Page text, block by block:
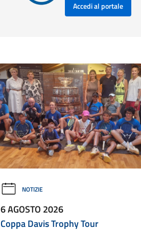
Accedi al portale
NOTIZIE
6 AGOSTO 2026
Coppa Davis Trophy Tour